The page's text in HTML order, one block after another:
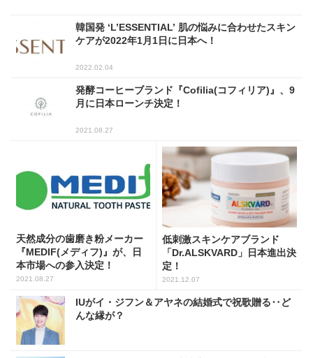
韓国発 ‘L’ESSENTIAL’ 肌の悩みに合わせたスキン
ケアが2022年1月1日に日本へ！
2022.02.04
発酵コーヒーブランド『Cofilia(コフィリア)』、9
月に日本ローンチ決定！
2021.08.27
天然成分の歯磨き粉メーカー
『MEDIF(メディフ)』が、日
本市場への参入決定！
2021.08.27
低刺激スキンケアブランド
「Dr.ALSKVARD」日本進出決
定！
2021.12.07
IUがイ・ジフン＆アヤネの結婚式で祝歌贈る‥ど
んな縁が？